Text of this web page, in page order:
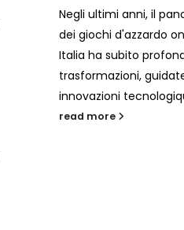
Negli ultimi anni, il
dei giochi d'azzardo
Italia ha subito
trasformazioni,
innovazioni
read more